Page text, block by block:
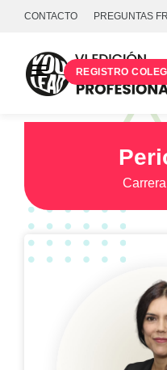
CONTACTO PREGUNTAS
REGISTRO
UNIVERSIDADES
INICIA SESIÓN